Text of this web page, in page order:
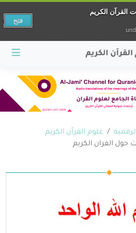
علوم القرآن الكريم
حول القران الكريم
القرآن الكريم
فتح